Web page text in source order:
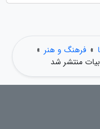
» فرهنگ و هنر »
منتشر شد